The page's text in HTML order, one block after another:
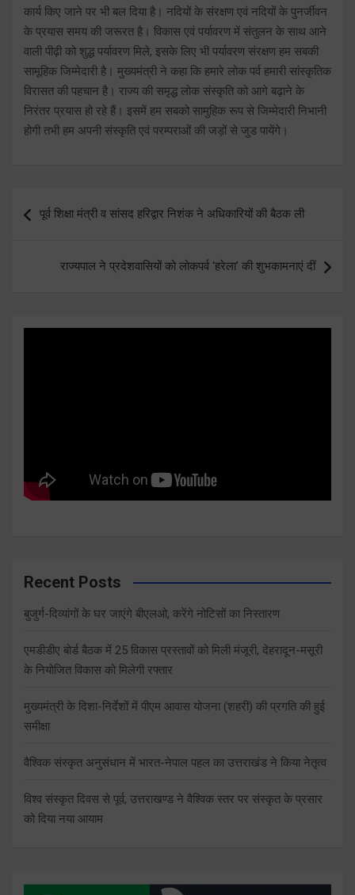
कार्य किए जाने पर भी बल दिया है। नदियों के संरक्षण एवं नदियों के पुनर्जीवन
के प्रयास समय की जरूरत है। विकास एवं पर्यावरण में संतुलन के साथ आने
वाली पीढ़ी को शुद्ध पर्यावरण मिले, इसके लिए भी पर्यावरण संरक्षण हम सबकी
सामूहिक जिम्मेदारी है। मुख्यमंत्री ने कहा कि हमारे लोक पर्व हमारी सांस्कृतिक
विरासत की पहचान है। राज्य की समृद्ध लोक संस्कृति को आगे बढ़ाने के
निरंतर प्रयास हो रहे हैं। इसमें हम सबको सामुहिक रूप से जिम्मेदारी निभानी
होगी तभी हम अपनी संस्कृति एवं परम्पराओं की जड़ों से जुड पायेंगे।
navigation
पूर्व शिक्षा मंत्री व सांसद हरिद्वार निशंक ने अधिकारियों की बैठक ली
राज्यपाल ने प्रदेशवासियों को लोकपर्व ‘हरेला’ की शुभकामनाएं दीं
Recent Posts
बुजुर्ग-दिव्यांगों के घर जाएंगे बीएलओ, करेंगे नोटिसों का निस्तारण
एमडीडीए बोर्ड बैठक में 25 विकास प्रस्तावों को मिली मंजूरी, देहरादून-मसूरी
के नियोजित विकास को मिलेगी रफ्तार
मुख्यमंत्री के दिशा-निर्देशों में पीएम आवास योजना (शहरी) की प्रगति की हुई
समीक्षा
वैश्विक संस्कृत अनुसंधान में भारत-नेपाल पहल का उत्तराखंड ने किया नेतृत्व
विश्व संस्कृत दिवस से पूर्व, उत्तराखण्ड ने वैश्विक स्तर पर संस्कृत के प्रसार
को दिया नया आयाम